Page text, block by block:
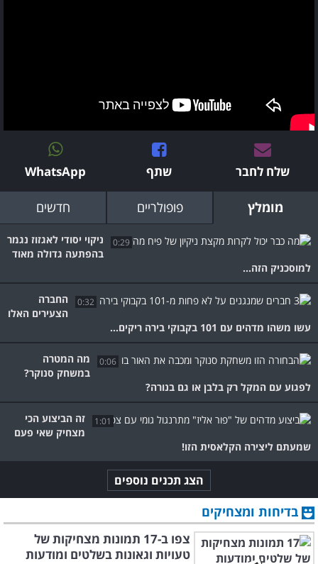
שלח לחבר שתף WhatsApp
מומלץ פופולריים חדשים
0:29
ניקוי יסודי לאגזוז נגמר
בהפתעה גדולה מאוד
למוסכניק הזה...
0:32
החברה
הצעירים האלו
עשו משהו מדהים עם 101 בקבוקי בירה ריקים...
0:06
מה המטרה
במשחק סנוקר?
לפגוע עם המקל רק בלבן או גם בנורה?
1:01
זה הביצוע הכי
מצחיק שאי פעם
שמעתם ליצירה הקלאסית הזו!
הצג תכנים נוספים
בדיחות ומצחיקים
צפו ב-17 תמונות מצחיקות של
טעויות וגאונות בשלטים ומודעות